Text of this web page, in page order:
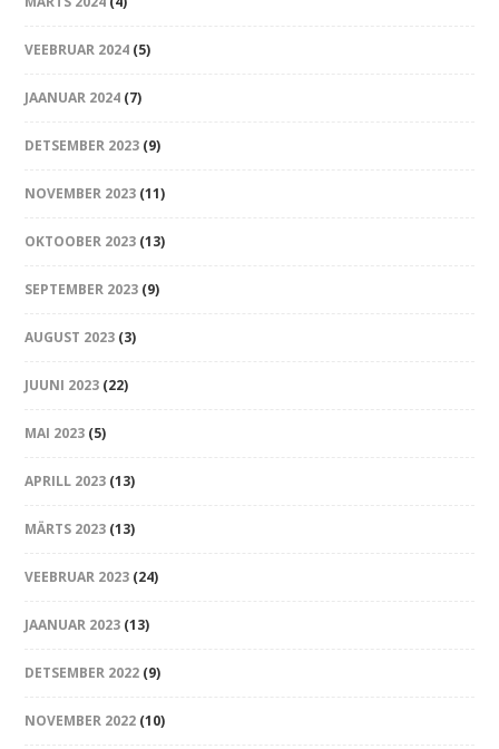
VEEBRUAR 2024 (5)
JAANUAR 2024 (7)
DETSEMBER 2023 (9)
NOVEMBER 2023 (11)
OKTOOBER 2023 (13)
SEPTEMBER 2023 (9)
AUGUST 2023 (3)
JUUNI 2023 (22)
MAI 2023 (5)
APRILL 2023 (13)
MÄRTS 2023 (13)
VEEBRUAR 2023 (24)
JAANUAR 2023 (13)
DETSEMBER 2022 (9)
NOVEMBER 2022 (10)